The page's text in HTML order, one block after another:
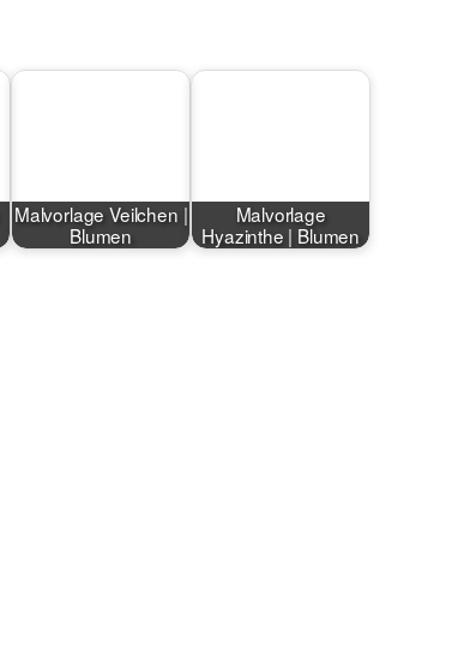
Malvorlage Veilchen |
Blumen
Malvorlage
Hyazinthe | Blumen